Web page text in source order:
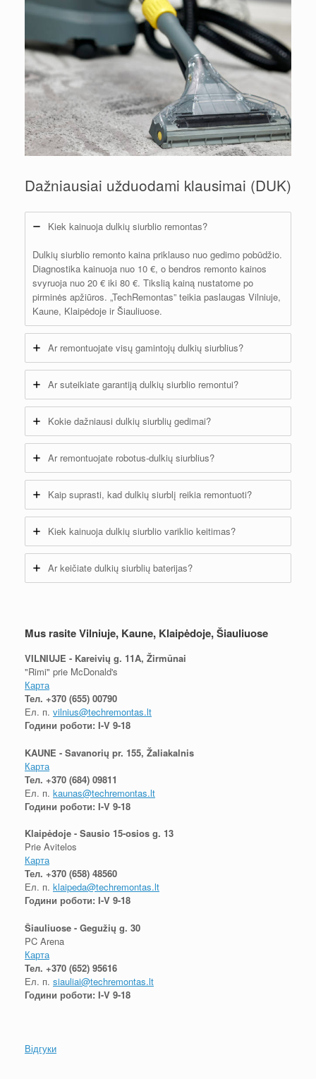
Dažniausiai užduodami klausimai (DUK)
Kiek kainuoja dulkių siurblio remontas?
Dulkių siurblio remonto kaina priklauso nuo gedimo pobūdžio.
Diagnostika kainuoja nuo 10 €, o bendros remonto kainos
svyruoja nuo 20 € iki 80 €. Tikslią kainą nustatome po
pirminės apžiūros. „TechRemontas” teikia paslaugas Vilniuje,
Kaune, Klaipėdoje ir Šiauliuose.
Ar remontuojate visų gamintojų dulkių siurblius?
Ar suteikiate garantiją dulkių siurblio remontui?
Kokie dažniausi dulkių siurblių gedimai?
Ar remontuojate robotus-dulkių siurblius?
Kaip suprasti, kad dulkių siurblį reikia remontuoti?
Kiek kainuoja dulkių siurblio variklio keitimas?
Ar keičiate dulkių siurblių baterijas?
Mus rasite Vilniuje, Kaune, Klaipėdoje, Šiauliuose
VILNIUJE - Kareivių g. 11A, Žirmūnai
"Rimi" prie McDonald's
Карта
Тел. +370 (655) 00790
Ел. п. vilnius@techremontas.lt
Години роботи: I-V 9-18
KAUNE - Savanorių pr. 155, Žaliakalnis
Карта
Тел. +370 (684) 09811
Ел. п. kaunas@techremontas.lt
Години роботи: I-V 9-18
Klaipėdoje - Sausio 15-osios g. 13
Prie Avitelos
Карта
Тел. +370 (658) 48560
Ел. п. klaipeda@techremontas.lt
Години роботи: I-V 9-18
Šiauliuose - Gegužių g. 30
PC Arena
Карта
Тел. +370 (652) 95616
Ел. п. siauliai@techremontas.lt
Години роботи: I-V 9-18
Відгуки